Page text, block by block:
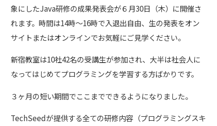
象にしたJava研修の成果発表会が６月30日（木）に開催さ
れます。時間は14時～16時で入退出自由、生の発表をオン
サイトまたはオンラインでお気軽にご見学ください。
新宿教室は10社42名の受講生が参加され、大半は社会人に
なってはじめてプログラミングを学習する方ばかりです。
３ヶ月の短い期間でここまでできるようになりました。
TechSeedが提供する全ての研修内容（プログラミングスキ